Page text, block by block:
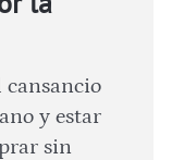
cansancio
y estar
sin